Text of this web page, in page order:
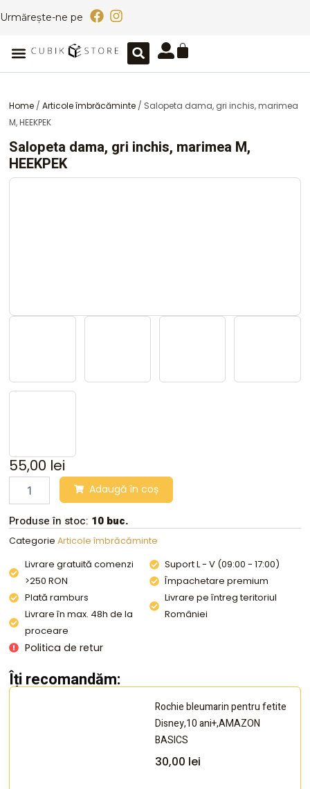
to
Urmărește-ne pe
F
c
e
b
o
k
I
s
t
a
a
Meniu Caută
Home /Articole îmbrăcăminte / Salopeta dama, gri inchis, marimea
M, HEEKPEK
Salopeta dama, gri inchis, marimea M,
HEEKPEK
55,00 lei
dama,
inchis,
marimea
HEEKPEK
quantity
Adaugă în coș
Produse în stoc: 10 buc.
Categorie Articole îmbrăcăminte
Livrare gratuită comenzi
>250 RON
Plată ramburs
Livrare în max. 48h de la
proceare
Suport L - V (09:00 - 17:00)
Împachetare premium
Livrare pe întreg teritoriul
României
Politica de retur
Îți recomandăm:
Rochie bleumarin pentru fetite
Disney,10 ani+,AMAZON
BASICS
30,00 lei